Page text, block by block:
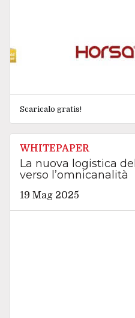
Scaricalo gratis!
WHITEPAPER
La nuova logistica
verso l’omnicanalità
19 Mag 2025